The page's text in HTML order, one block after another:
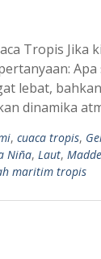
Tropis Jika
lebat,
dinamika
, cuaca tropis,
Niña, Laut,
maritim tropis